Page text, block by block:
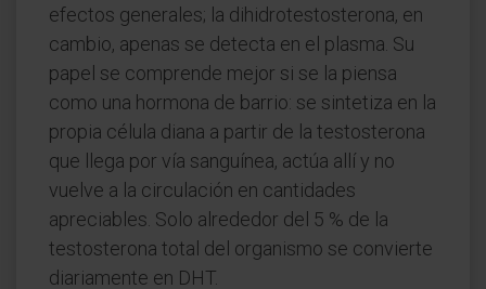
efectos generales; la dihidrotestosterona, en
cambio, apenas se detecta en el plasma. Su
papel se comprende mejor si se la piensa
como una hormona de barrio: se sintetiza en la
propia célula diana a partir de la testosterona
que llega por vía sanguínea, actúa allí y no
vuelve a la circulación en cantidades
apreciables. Solo alrededor del 5 % de la
testosterona total del organismo se convierte
diariamente en DHT.